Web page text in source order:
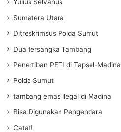
Yulius Selvanus
Sumatera Utara
Ditreskrimsus Polda Sumut
Dua tersangka Tambang
Penertiban PETI di Tapsel-Madina
Polda Sumut
tambang emas ilegal di Madina
Bisa Digunakan Pengendara
Catat!